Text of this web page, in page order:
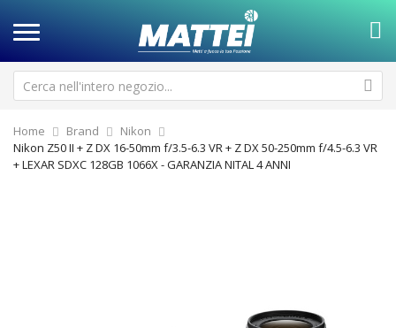
Home Brand
Nikon
Nikon Z50 II + Z DX 16-50mm f/3.5-6.3 VR + Z DX 50-250mm f/4.5-6.3 VR
+ LEXAR SDXC 128GB 1066X - GARANZIA NITAL 4 ANNI